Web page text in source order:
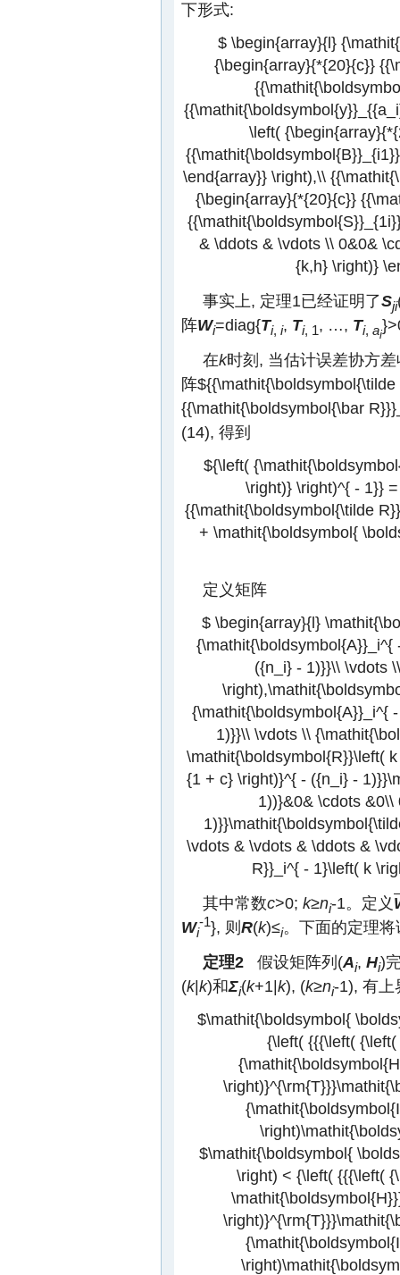
下形式:
$ \begin{array}{l}
{\begin{array}{*{20}{c}}
\left(
\end{array}} \right),\\
{\begin{array}{*{20}{c}}
& \ddots & \vdots \\ 0&0&
{k,h} \right)}
事实上, 定理1已经证明了Sji
阵Wi=diag{Ti, i, Ti, 1, …, Ti, ai
在k时刻, 当估计误差协方
阵
{{\mathit{\boldsymbol{\bar
(14), 得到
${\left(
\right)} \right)^{ - 1}}
{{\mathit{\boldsymbol{\tilde
+ \mathit{\boldsymbol{
定义矩阵
$ \begin{array}{l}
({n_i} - 1)}}\\ \vdots
{\mathit{\boldsymbol{A}}_i^{
1)}}\\ \vdots \\
\mathit{\boldsymbol{R}}\left(
{1 + c} \right)}^{ - ({n_i} -
1))}&0& \cdots
\vdots & \vdots & \ddots &
R}}_i^{ - 1}\left( k
其中常数c>0; k≥ni-1。定义
Wi
-1}, 则R(k)≤i。下面的定理将
定理2 假设矩阵列(Ai, Hi)
(k|k)和Σi(k+1|k), (k≥ni-1), 有上
$\mathit{\boldsymbol{
{\left( {{{\left(
$\mathit{\boldsymbol{
\right) < {\left( {{{\left(